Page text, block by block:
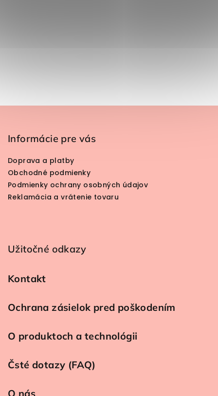
Informácie pre vás
Doprava a platby
Obchodné podmienky
Podmienky ochrany osobných údajov
Reklamácia a vrátenie tovaru
Užitočné odkazy
Kontakt
Ochrana zásielok pred poškodením
O produktoch a technológii
Čsté dotazy (FAQ)
O nás